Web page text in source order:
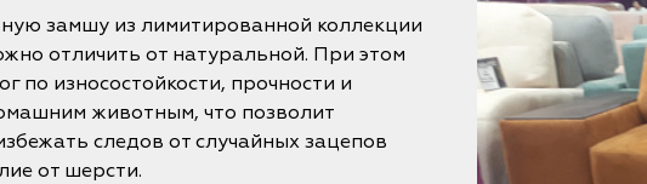
замшу из лимитированной коллекции
отличить от натуральной. При этом
по износостойкости, прочности и
животным, что позволит
следов от случайных зацепов
от шерсти.